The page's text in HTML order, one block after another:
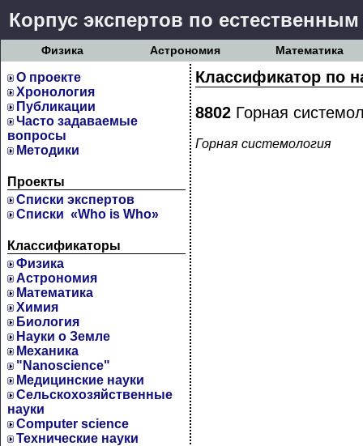
Корпус экспертов по
Физика Астрономия Математика
О проекте
Хронология
Публикации
Часто задаваемые
вопросы
Методики
Проекты
Cписки экспертов
Списки «Who is Who»
Классификаторы
Физика
Астрономия
Математика
Химия
Биология
Науки о Земле
Механика
"Nanoscience"
Медицинские науки
Сельскохозяйственные
науки
Computer science
Технические науки
Классификатор по
8802 Горная
Горная системология